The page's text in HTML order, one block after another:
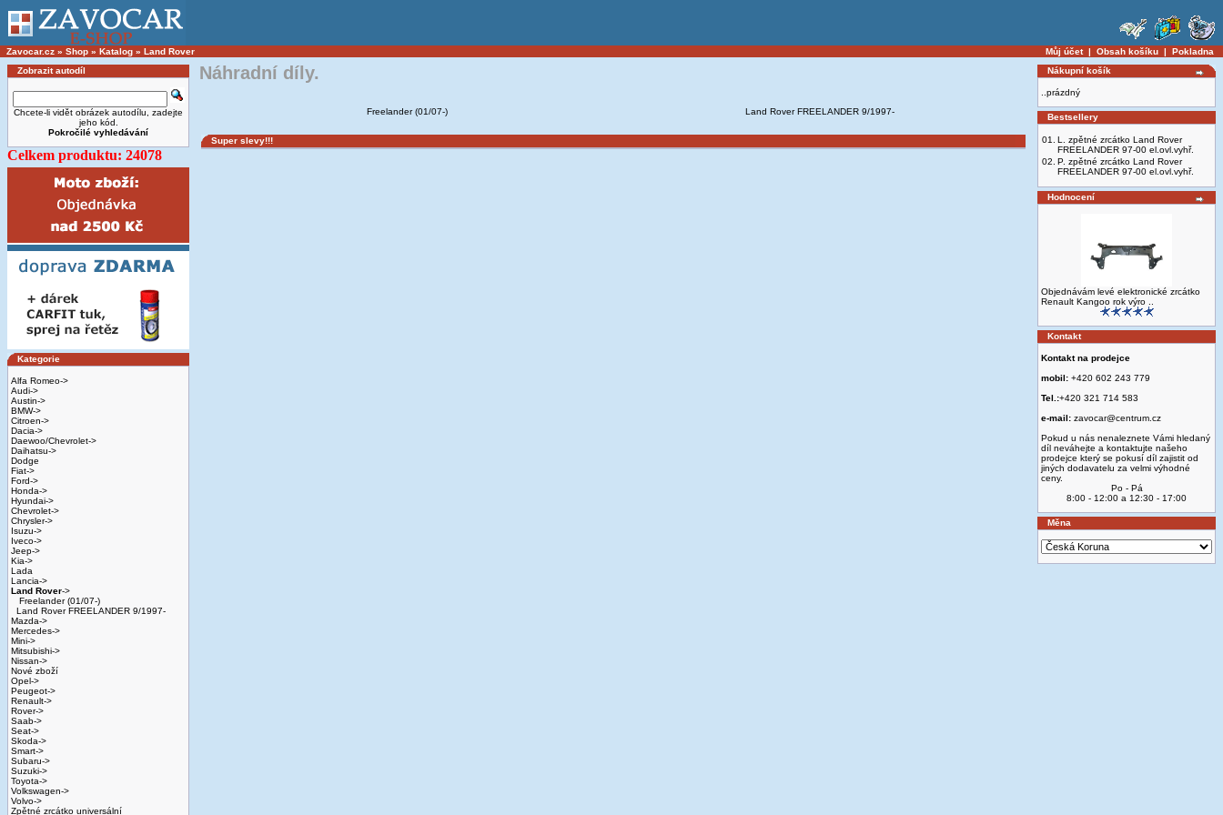
Zavocar.cz » Shop » Katalog » Land Rover Můj účet| Obsah košíku | Pokladna
Zobrazit autodíl
Chcete-li vidět obrázek autodílu, zadejte
jeho kód.
Pokročilé vyhledávání
Celkem produktu: 24078
Kategorie
Alfa Romeo->
Audi->
Austin->
BMW->
Citroen->
Dacia->
Daewoo/Chevrolet->
Daihatsu->
Dodge
Fiat->
Ford->
Honda->
Hyundai->
Chevrolet->
Chrysler->
Isuzu->
Iveco->
Jeep->
Kia->
Lada
Lancia->
Land Rover->
Freelander (01/07-)
Land Rover FREELANDER 9/1997-
Mazda->
Mercedes->
Mini->
Mitsubishi->
Nissan->
Nové zboží
Opel->
Peugeot->
Renault->
Rover->
Saab->
Seat->
Skoda->
Smart->
Subaru->
Suzuki->
Toyota->
Volkswagen->
Volvo->
Zpětné zrcátko universální
Náhradní díly.
Freelander (01/07-) Land Rover FREELANDER 9/1997-
Super slevy!!!
Nákupní košík
..prázdný
Bestsellery
01.
L. zpětné zrcátko Land Rover
FREELANDER 97-00 el.ovl.vyhř.
02. P. zpětné zrcátko Land Rover
FREELANDER 97-00 el.ovl.vyhř.
Hodnocení
Objednávám levé elektronické zrcátko
Renault Kangoo rok výro ..
Kontakt
Kontakt na prodejce
mobil: +420 602 243 779
Tel.:+420 321 714 583
e-mail: zavocar@centrum.cz
Pokud u nás nenaleznete Vámi hledaný
díl neváhejte a kontaktujte našeho
prodejce který se pokusí díl zajistit od
jiných dodavatelu za velmi výhodné
ceny.
Po - Pá
8:00 - 12:00 a 12:30 - 17:00
Měna